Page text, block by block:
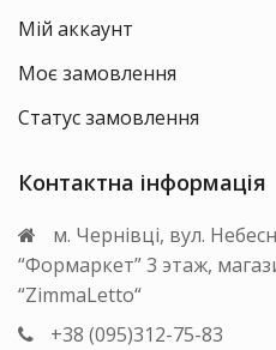
Мій аккаунт
Моє замовлення
Статус замовлення
Контактна інформація
м. Чернівці, вул.
“Формаркет” 3 этаж,
“ZimmaLetto“
+38 (095)312-75-83